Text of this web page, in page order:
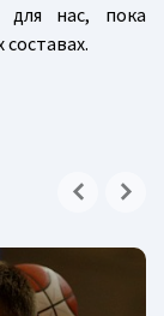
для нас, пока